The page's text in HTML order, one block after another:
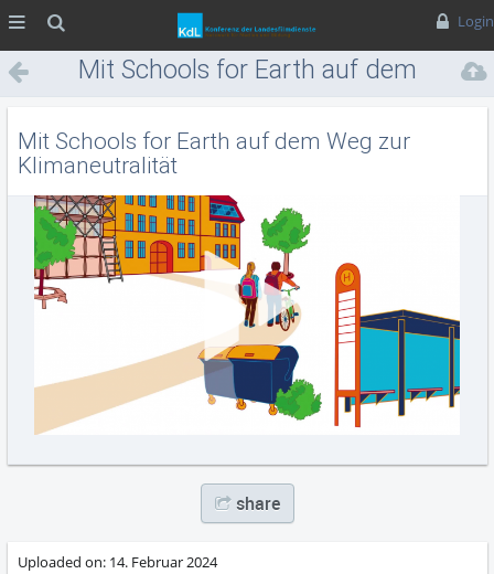
Login
Mit Schools for Earth auf dem
Weg zur Klimaneutralität
Mit Schools for Earth auf dem Weg zur
Klimaneutralität
share
Uploaded on: 14. Februar 2024